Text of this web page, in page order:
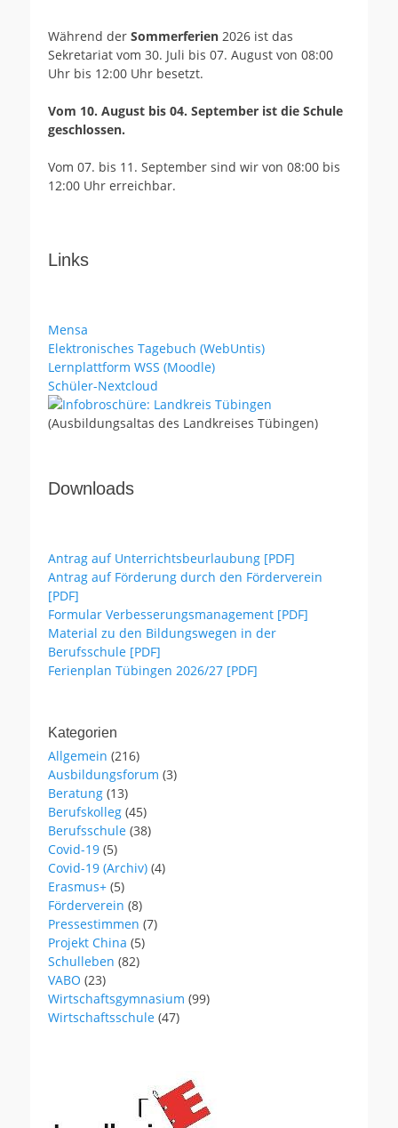
Während der Sommerferien 2026 ist das
Sekretariat vom 30. Juli bis 07. August von 08:00
Uhr bis 12:00 Uhr besetzt.
Vom 10. August bis 04. September ist die Schule
geschlossen.
Vom 07. bis 11. September sind wir von 08:00 bis
12:00 Uhr erreichbar.
Links
Mensa
Elektronisches Tagebuch (WebUntis)
Lernplattform WSS (Moodle)
Schüler-Nextcloud
(Ausbildungsaltas des Landkreises Tübingen)
Downloads
Antrag auf Unterrichtsbeurlaubung [PDF]
Antrag auf Förderung durch den Förderverein
[PDF]
Formular Verbesserungsmanagement [PDF]
Material zu den Bildungswegen in der
Berufsschule [PDF]
Ferienplan Tübingen 2026/27 [PDF]
Kategorien
Allgemein (216)
Ausbildungsforum (3)
Beratung (13)
Berufskolleg (45)
Berufsschule (38)
Covid-19 (5)
Covid-19 (Archiv) (4)
Erasmus+ (5)
Förderverein (8)
Pressestimmen (7)
Projekt China (5)
Schulleben (82)
VABO (23)
Wirtschaftsgymnasium (99)
Wirtschaftsschule (47)